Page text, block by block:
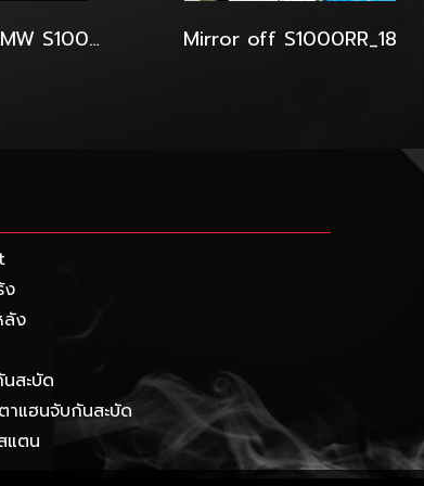
Rear bracket BMW S1000rr For Marches wheel this brembo Mirror off S1000RR_18
ง
ลัง
สะบัด
าแฮนจับกันสะบัด
แตน